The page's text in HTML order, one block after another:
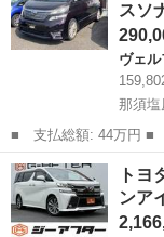
ー 純正...
スソ
ヴェ
那須塩
■ 支払総額: 44万円 ■ 車両本体価格： 290,000 円 ■ メーカー
名： トヨタ ■ 車種
４Ｚ クリアランスソ
ー 電動格納ミラ...
栃木 那須塩原市
ト
ン